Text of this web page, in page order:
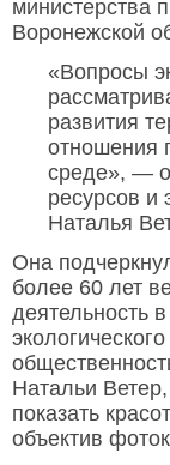
министерства
Воронежской
«Вопросы
развития
отношения
среде», —
ресурсов и
Наталья
Она
более 60 лет
деятельность
Натальи
показать
объектив